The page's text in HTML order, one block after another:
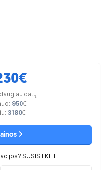
€
datų
950€
3180€
SUSISIEKITE: